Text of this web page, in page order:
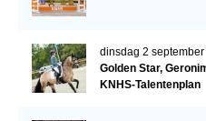
dinsdag 2 september
Golden Star,
KNHS-Talentenplan